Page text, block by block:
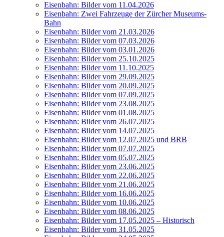
Eisen­bahn: Bil­der vom 11.04.2026
Eisen­bahn: Zwei Fahr­zeu­ge der Zür­cher Museums-
Bahn
Eisen­bahn: Bil­der vom 21.03.2026
Eisen­bahn: Bil­der vom 07.03.2026
Eisen­bahn: Bil­der vom 03.01.2026
Eisen­bahn: Bil­der vom 25.10.2025
Eisen­bahn: Bil­der vom 11.10.2025
Eisen­bahn: Bil­der vom 29.09.2025
Eisen­bahn: Bil­der vom 20.09.2025
Eisen­bahn: Bil­der vom 07.09.2025
Eisen­bahn: Bil­der vom 23.08.2025
Eisen­bahn: Bil­der vom 01.08.2025
Eisen­bahn: Bil­der vom 26.07.2025
Eisen­bahn: Bil­der vom 14.07.2025
Eisen­bahn: Bil­der vom 12.07.2025 und BRB
Eisen­bahn: Bil­der vom 07.07.2025
Eisen­bahn: Bil­der vom 05.07.2025
Eisen­bahn: Bil­der vom 23.06.2025
Eisen­bahn: Bil­der vom 22.06.2025
Eisen­bahn: Bil­der vom 21.06.2025
Eisen­bahn: Bil­der vom 16.06.2025
Eisen­bahn: Bil­der vom 10.06.2025
Eisen­bahn: Bil­der vom 08.06.2025
Eisen­bahn: Bil­der vom 17.05.2025 – Historisch
Eisen­bahn: Bil­der vom 31.05.2025